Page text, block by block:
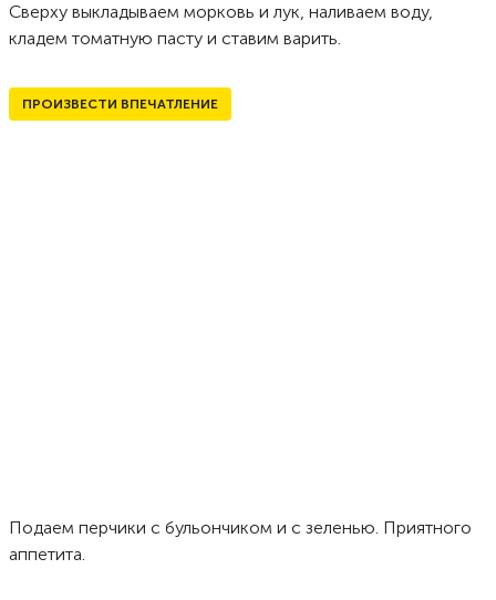
Сверху выкладываем морковь и лук, наливаем воду,
кладем томатную пасту и ставим варить.
ПРОИЗВЕСТИ ВПЕЧАТЛЕНИЕ
Подаем перчики с бульончиком и с зеленью. Приятного
аппетита.